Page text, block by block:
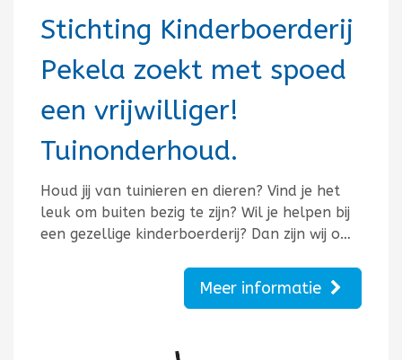
Stichting Kinderboerderij
Pekela zoekt met spoed
een vrijwilliger!
Tuinonderhoud.
Houd jij van tuinieren en dieren? Vind je het
leuk om buiten bezig te zijn? Wil je helpen bij
een gezellige kinderboerderij? Dan zijn wij o…
Meer informatie